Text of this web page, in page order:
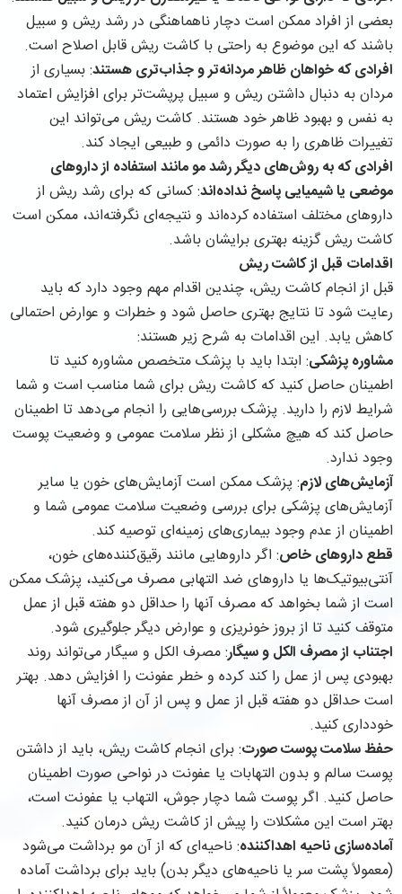
بعضی از افراد ممکن است دچار ناهماهنگی در رشد ریش و سبیل
باشند که این موضوع به راحتی با کاشت ریش قابل اصلاح است.
افرادی که خواهان ظاهر مردانه‌تر و جذاب‌تری هستند: بسیاری از
مردان به دنبال داشتن ریش و سبیل پرپشت‌تر برای افزایش اعتماد
به نفس و بهبود ظاهر خود هستند. کاشت ریش می‌تواند این
تغییرات ظاهری را به صورت دائمی و طبیعی ایجاد کند.
افرادی که به روش‌های دیگر رشد مو مانند استفاده از داروهای
موضعی یا شیمیایی پاسخ نداده‌اند: کسانی که برای رشد ریش از
داروهای مختلف استفاده کرده‌اند و نتیجه‌ای نگرفته‌اند، ممکن است
کاشت ریش گزینه بهتری برایشان باشد.
اقدامات قبل از کاشت ریش
قبل از انجام کاشت ریش، چندین اقدام مهم وجود دارد که باید
رعایت شود تا نتایج بهتری حاصل شود و خطرات و عوارض احتمالی
کاهش یابد. این اقدامات به شرح زیر هستند:
مشاوره پزشکی: ابتدا باید با پزشک متخصص مشاوره کنید تا
اطمینان حاصل کنید که کاشت ریش برای شما مناسب است و شما
شرایط لازم را دارید. پزشک بررسی‌هایی را انجام می‌دهد تا اطمینان
حاصل کند که هیچ مشکلی از نظر سلامت عمومی و وضعیت پوست
وجود ندارد.
آزمایش‌های لازم: پزشک ممکن است آزمایش‌های خون یا سایر
آزمایش‌های پزشکی برای بررسی وضعیت سلامت عمومی شما و
اطمینان از عدم وجود بیماری‌های زمینه‌ای توصیه کند.
قطع داروهای خاص: اگر داروهایی مانند رقیق‌کننده‌های خون،
آنتی‌بیوتیک‌ها یا داروهای ضد التهابی مصرف می‌کنید، پزشک ممکن
است از شما بخواهد که مصرف آنها را حداقل دو هفته قبل از عمل
متوقف کنید تا از بروز خونریزی و عوارض دیگر جلوگیری شود.
اجتناب از مصرف الکل و سیگار: مصرف الکل و سیگار می‌تواند روند
بهبودی پس از عمل را کند کرده و خطر عفونت را افزایش دهد. بهتر
است حداقل دو هفته قبل از عمل و پس از آن از مصرف آنها
خودداری کنید.
حفظ سلامت پوست صورت: برای انجام کاشت ریش، باید از داشتن
پوست سالم و بدون التهابات یا عفونت در نواحی صورت اطمینان
حاصل کنید. اگر پوست شما دچار جوش، التهاب یا عفونت است،
بهتر است این مشکلات را پیش از کاشت ریش درمان کنید.
آماده‌سازی ناحیه اهداکننده: ناحیه‌ای که از آن مو برداشت می‌شود
(معمولاً پشت سر یا ناحیه‌های دیگر بدن) باید برای برداشت آماده